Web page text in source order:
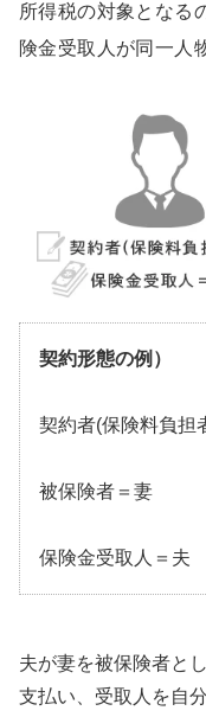
所得税の対象となる
険金受取人が同一人
契約形態の例）
契約者(保険料負担
被保険者＝妻
保険金受取人＝夫
夫が妻を被保険者と
支払い、受取人を自